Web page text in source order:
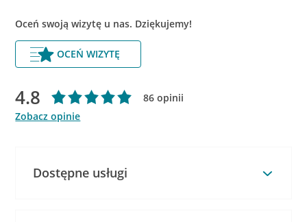
Oceń swoją wizytę u nas. Dziękujemy!
OCEŃ WIZYTĘ
4.8
86 opinii
Zobacz opinie
Dostępne usługi